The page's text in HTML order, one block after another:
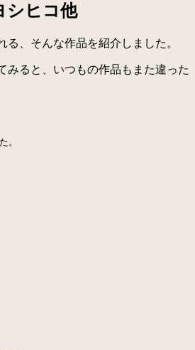
シヒコ他
、そんな作品を紹介しました。
ると、いつもの作品もまた違った